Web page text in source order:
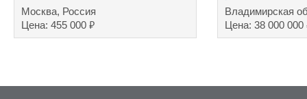
Москва, Россия
Цена: 455 000 ₽
Владимирская
Цена: 38 000 000